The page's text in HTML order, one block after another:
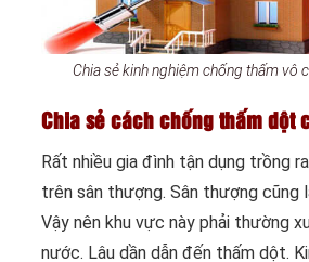
Chia sẻ kinh nghiệm chống thấm vô
Chia sẻ cách chống thấm dột
Rất nhiều gia đình tận dụng trồng
trên sân thượng. Sân thượng cũng
Vậy nên khu vực này phải thường
nước. Lâu dần dẫn đến thấm dột.